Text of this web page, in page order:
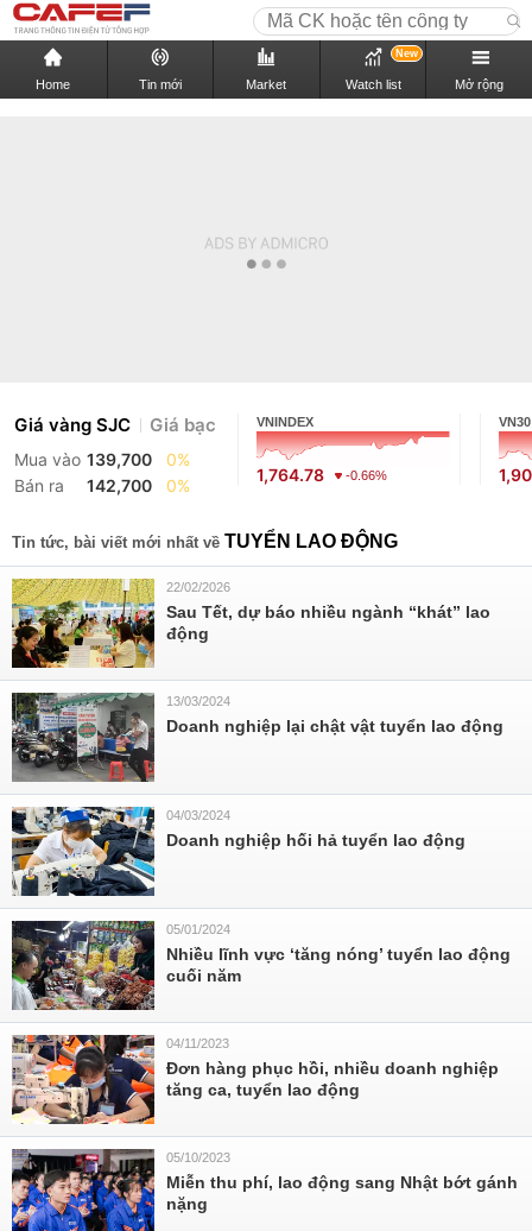
Home Tin mới Market Watch list
New
Mở rộng
Giá vàng SJC Giá bạc
Mua vào 139,700
0%
Bán ra
142,700 0%
VNINDEX
1,764.78 -0.66%
VN30
Tin tức, bài viết mới nhất về TUYỂN LAO ĐỘNG
22/02/2026
Sau Tết, dự báo nhiều ngành “khát” lao
động
13/03/2024
Doanh nghiệp lại chật vật tuyển lao động
04/03/2024
Doanh nghiệp hối hả tuyển lao động
05/01/2024
Nhiều lĩnh vực ‘tăng nóng’ tuyển lao động
cuối năm
04/11/2023
Đơn hàng phục hồi, nhiều doanh nghiệp
tăng ca, tuyển lao động
05/10/2023
Miễn thu phí, lao động sang Nhật bớt gánh
nặng